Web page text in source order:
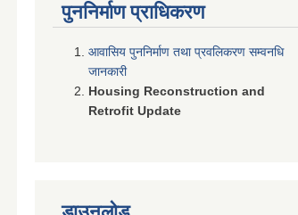
पुननिर्माण प्राधिकरण
आवासिय पुननिर्माण तथा प्रवलिकरण सम्वनधि
जानकारी
Housing Reconstruction and
Retrofit Update